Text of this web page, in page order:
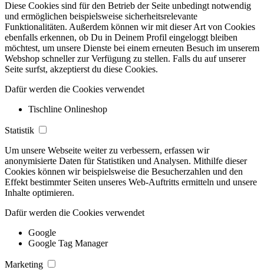
Diese Cookies sind für den Betrieb der Seite unbedingt notwendig
und ermöglichen beispielsweise sicherheitsrelevante
Funktionalitäten. Außerdem können wir mit dieser Art von Cookies
ebenfalls erkennen, ob Du in Deinem Profil eingeloggt bleiben
möchtest, um unsere Dienste bei einem erneuten Besuch im unserem
Webshop schneller zur Verfügung zu stellen. Falls du auf unserer
Seite surfst, akzeptierst du diese Cookies.
Dafür werden die Cookies verwendet
Tischline Onlineshop
Statistik
Um unsere Webseite weiter zu verbessern, erfassen wir
anonymisierte Daten für Statistiken und Analysen. Mithilfe dieser
Cookies können wir beispielsweise die Besucherzahlen und den
Effekt bestimmter Seiten unseres Web-Auftritts ermitteln und unsere
Inhalte optimieren.
Dafür werden die Cookies verwendet
Google
Google Tag Manager
Marketing